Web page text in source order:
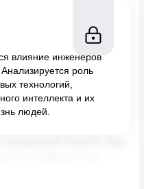
влияние инженеров
роль
технологий,
интеллекта и их
людей.